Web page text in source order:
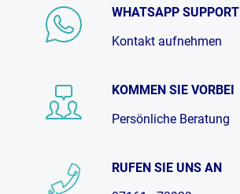
WHATSAPP SUPPORT
Kontakt aufnehmen
KOMMEN SIE VORBEI
Persönliche Beratung
RUFEN SIE UNS AN